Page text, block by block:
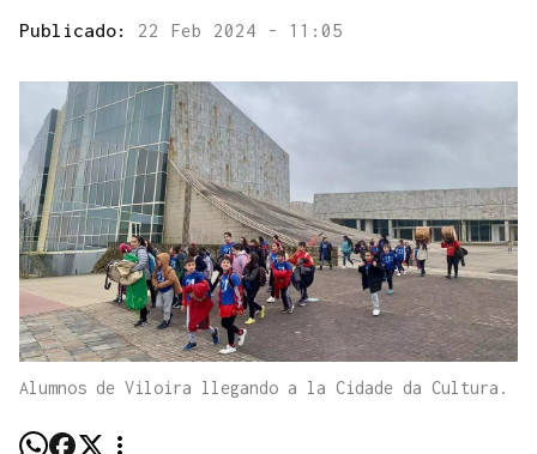
Publicado: 22 Feb 2024 - 11:05
Alumnos de Viloira llegando a la Cidade da Cultura.